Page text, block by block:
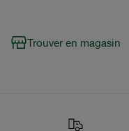
Trouver en magasin